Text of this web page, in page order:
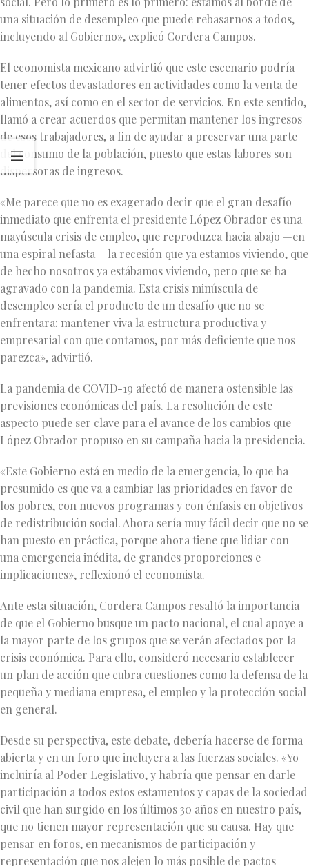
una situación de desempleo que puede rebasarnos a todos,
incluyendo al Gobierno», explicó Cordera Campos.
El economista mexicano advirtió que este escenario podría
tener efectos devastadores en actividades como la venta de
alimentos, así como en el sector de servicios. En este sentido,
llamó a crear acuerdos que permitan mantener los ingresos
de esos trabajadores, a fin de ayudar a preservar una parte
del consumo de la población, puesto que estas labores son
dispersoras de ingresos.
«Me parece que no es exagerado decir que el gran desafío
inmediato que enfrenta el presidente López Obrador es una
mayúscula crisis de empleo, que reproduzca hacia abajo —en
una espiral nefasta— la recesión que ya estamos viviendo, que
de hecho nosotros ya estábamos viviendo, pero que se ha
agravado con la pandemia. Esta crisis minúscula de
desempleo sería el producto de un desafío que no se
enfrentara: mantener viva la estructura productiva y
empresarial con que contamos, por más deficiente que nos
parezca», advirtió.
La pandemia de COVID-19 afectó de manera ostensible las
previsiones económicas del país. La resolución de este
aspecto puede ser clave para el avance de los cambios que
López Obrador propuso en su campaña hacia la presidencia.
«Este Gobierno está en medio de la emergencia, lo que ha
presumido es que va a cambiar las prioridades en favor de
los pobres, con nuevos programas y con énfasis en objetivos
de redistribución social. Ahora sería muy fácil decir que no se
han puesto en práctica, porque ahora tiene que lidiar con
una emergencia inédita, de grandes proporciones e
implicaciones», reflexionó el economista.
Ante esta situación, Cordera Campos resaltó la importancia
de que el Gobierno busque un pacto nacional, el cual apoye a
la mayor parte de los grupos que se verán afectados por la
crisis económica. Para ello, consideró necesario establecer
un plan de acción que cubra cuestiones como la defensa de la
pequeña y mediana empresa, el empleo y la protección social
en general.
Desde su perspectiva, este debate, debería hacerse de forma
abierta y en un foro que incluyera a las fuerzas sociales. «Yo
incluiría al Poder Legislativo, y habría que pensar en darle
participación a todos estos estamentos y capas de la sociedad
civil que han surgido en los últimos 30 años en nuestro país,
que no tienen mayor representación que su causa. Hay que
pensar en foros, en mecanismos de participación y
representación que nos alejen lo más posible de pactos